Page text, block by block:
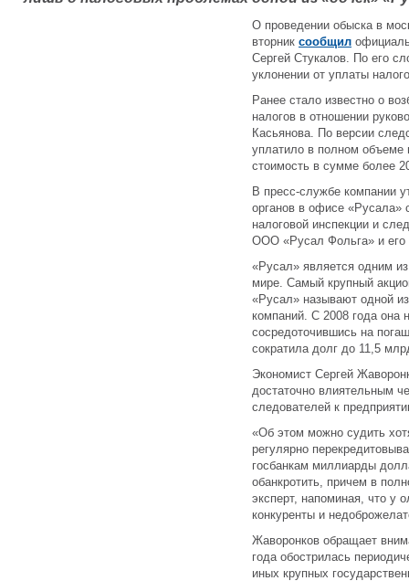
О проведении обыска в
вторник сообщил
Сергей Стукалов. По его
уклонении от уплаты
Ранее стало известно о
налогов в отношении
Касьянова. По версии
уплатило в полном объеме
стоимость в сумме более
В пресс-службе компании
органов в офисе «Русала»
налоговой инспекции и
ООО «Русал Фольга» и его
«Русал» является одним
мире. Самый крупный
«Русал» называют одной
компаний. С 2008 года она
сосредоточившись на
сократила долг до 11,5
Экономист Сергей
достаточно влиятельным
следователей к
«Об этом можно судить
регулярно
госбанкам миллиарды
обанкротить, причем в
эксперт, напоминая, что у
конкуренты и
Жаворонков обращает
года обострилась
иных крупных